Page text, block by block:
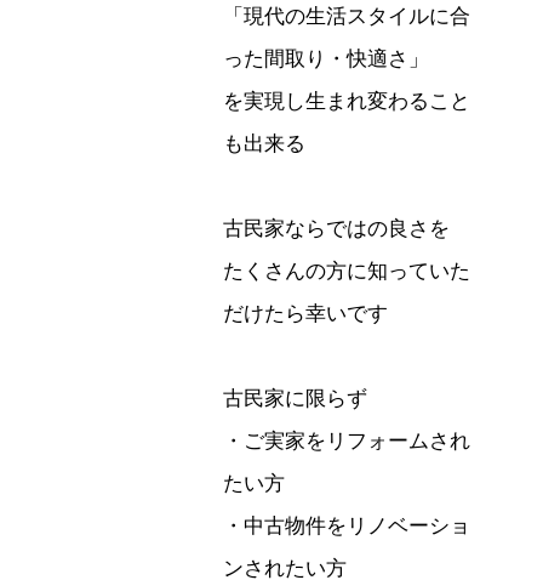
「現代の生活スタイルに合
った間取り・快適さ」
を実現し生まれ変わること
も出来る
古民家ならではの良さを
たくさんの方に知っていた
だけたら幸いです
古民家に限らず
・ご実家をリフォームされ
たい方
・中古物件をリノベーショ
ンされたい方